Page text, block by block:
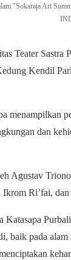
"Sokaraja Art
Teater Sastra
Kendil
menampilkan
dan
Agustav
Ri’fai,
baik pada